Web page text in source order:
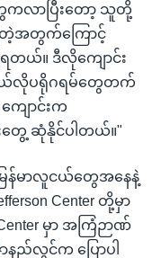
ကလာပြီးတော့ သူတို့
တဲ့အတွက်ကြောင့်
တယ်။ ဒီလိုကျောင်း
ယ်လိုပရိုဂရမ်တွေတက်
ျောင်းက
ေ့ ဆုံနိုင်ပါတယ်။"
န်မာလူငယ်တွေအနေနဲ့
Center တို့မှာ
မှာ အကြံဉာဏ်
ည်လွင်က ပြောပါ